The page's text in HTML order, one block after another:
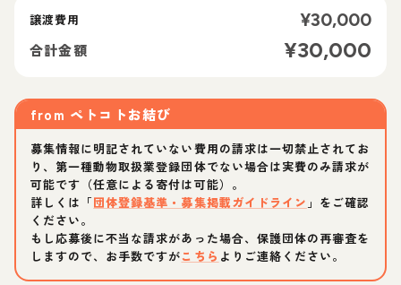
譲渡費用 ¥30,000
合計金額 ¥30,000
from ペトコトお結び
募集情報に明記されていない費用の請求は一切禁止されてお
り、第一種動物取扱業登録団体でない場合は実費のみ請求が
可能です（任意による寄付は可能）。
詳しくは「団体登録基準・募集掲載ガイドライン 」をご確認
ください。
もし応募後に不当な請求があった場合、保護団体の再審査を
しますので、お手数ですがこちら よりご連絡ください。